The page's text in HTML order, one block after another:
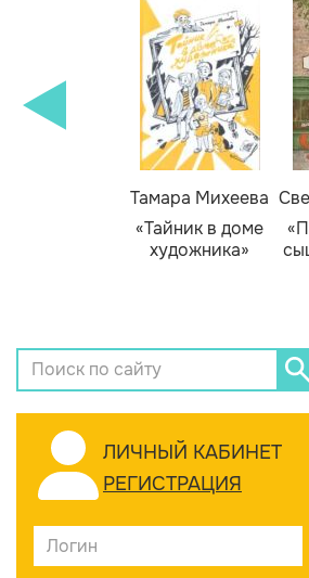
Тамара Михеева
«Тайник в доме
художника»
ЛИЧНЫЙ КАБИНЕТ
РЕГИСТРАЦИЯ